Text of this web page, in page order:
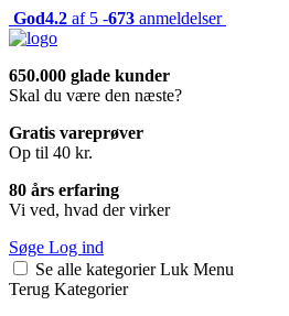
God4.2 af 5 -673 anmeldelser
650.000 glade kunder
Skal du være den næste?
Gratis vareprøver
Op til 40 kr.
80 års erfaring
Vi ved, hvad der virker
Søge Log ind
Se alle kategorier Luk Menu
Terug Kategorier